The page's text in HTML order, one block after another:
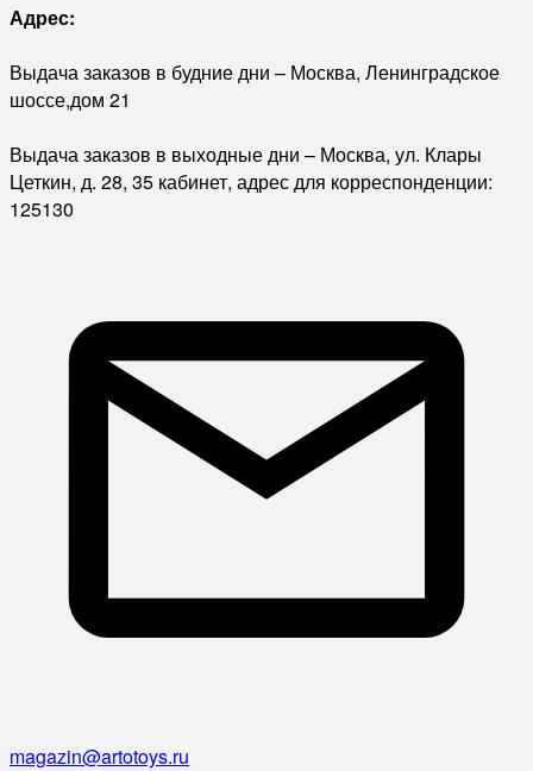
Адрес:
Выдача заказов в будние дни – Москва, Ленинградское
шоссе,дом 21
Выдача заказов в выходные дни – Москва, ул. Клары
Цеткин, д. 28, 35 кабинет, адрес для корреспонденции:
125130
magazin@artotoys.ru